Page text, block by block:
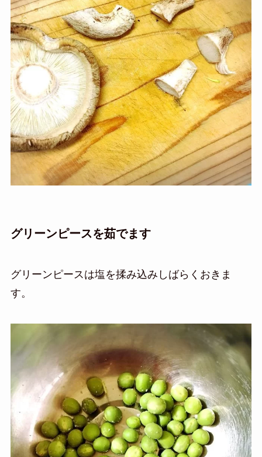
グリーンピースを茹でます
グリーンピースは塩を揉み込みしばらくおきま
す。